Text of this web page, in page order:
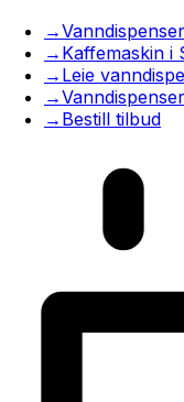
→
→ Kaffemaskin i
→ Leie
→
→ Bestill tilbud